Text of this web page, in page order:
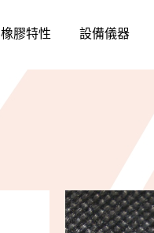
橡膠特性 設備儀器